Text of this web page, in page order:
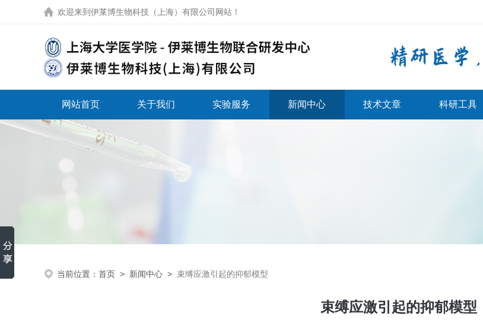
欢迎来到 伊莱博生物科技（上海）有限公司网站 ！
网站首页 关于我们 实验服务 新闻中心 技术文章 科研工具
当前位置： 首页 > 新闻中心 > 束缚应激引起的抑郁模型
束缚应激引起的抑郁模型